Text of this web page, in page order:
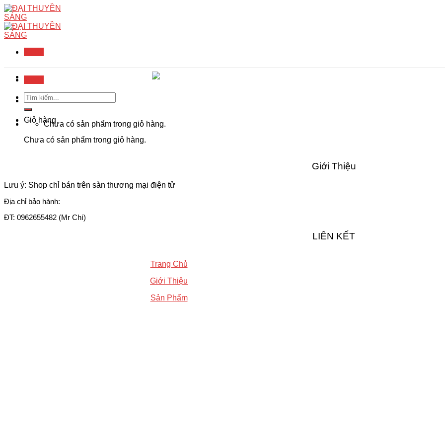
Skip
to
content
Giỏ hàng
Chưa có sản phẩm trong giỏ hàng.
Tìm
kiếm:
Chưa có sản phẩm trong giỏ hàng.
Giới Thiệu
Lưu ý: Shop chỉ bán trên sàn thương mại điện tử
Địa chỉ bảo hành:
ĐT: 0962655482 (Mr Chí)
LIÊN KẾT
Trang Chủ
Giới Thiệu
Sản Phẩm